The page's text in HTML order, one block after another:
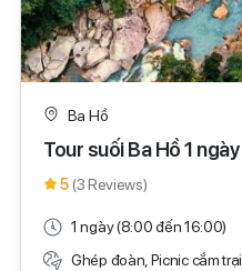
Ba Hồ
Tour suối Ba Hồ 1 ngày
5 (3 Reviews)
1 ngày (8:00 đến 16:00)
Ghép đoàn, Picnic cắm trại